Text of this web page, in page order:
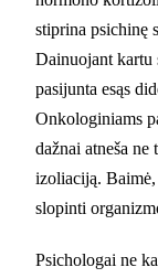
stiprina psichinę
Dainuojant kartu
pasijunta esąs
Onkologiniams
dažnai atneša
izoliaciją. Baimė,
slopinti
Psichologai ne